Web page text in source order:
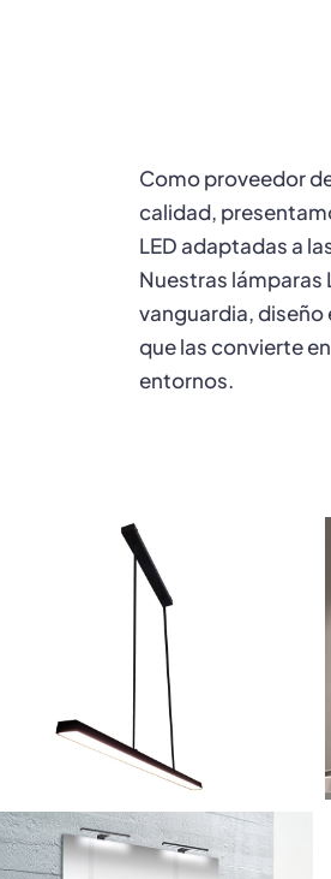
Como proveedor
calidad,
LED adaptadas a
Nuestras lámparas
vanguardia,
que las convierte
entornos.